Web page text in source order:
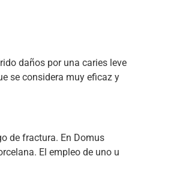
daños por una caries leve
se considera muy eficaz y
de fractura. En Domus
El empleo de uno u